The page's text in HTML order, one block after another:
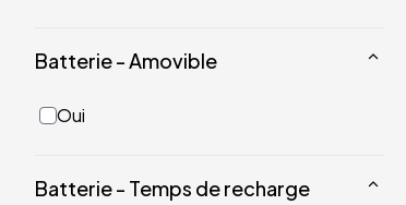
Batterie - Amovible
Oui
Batterie - Temps de recharge